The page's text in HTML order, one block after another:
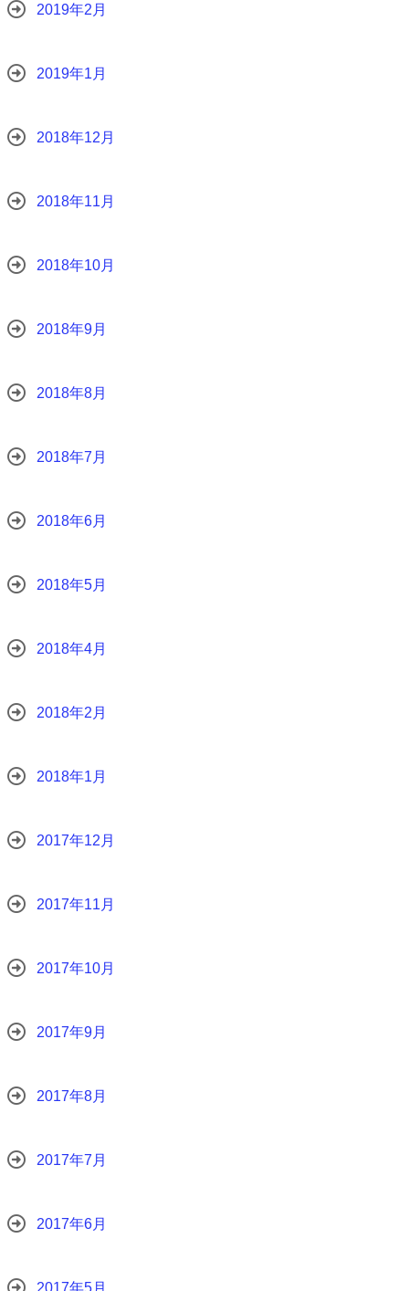
2019年2月
2019年1月
2018年12月
2018年11月
2018年10月
2018年9月
2018年8月
2018年7月
2018年6月
2018年5月
2018年4月
2018年2月
2018年1月
2017年12月
2017年11月
2017年10月
2017年9月
2017年8月
2017年7月
2017年6月
2017年5月